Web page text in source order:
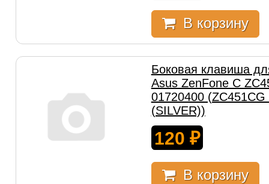
В корзину
Боковая клавиша
Asus ZenFone C
01720400 (ZC451CG
(SILVER))
120 ₽
В корзину